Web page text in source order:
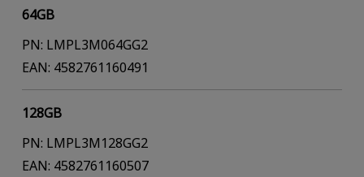
64GB
PN: LMPL3M064GG2
EAN: 4582761160491
128GB
PN: LMPL3M128GG2
EAN: 4582761160507